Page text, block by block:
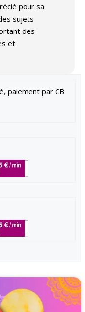
paiement par CB
pour sa
sujets
des
et